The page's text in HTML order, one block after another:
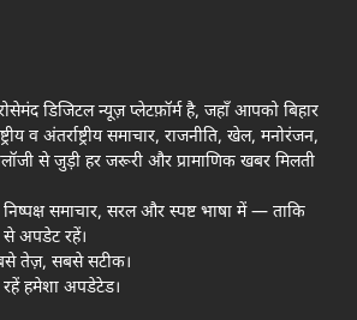
डिजिटल न्यूज़ प्लेटफ़ॉर्म है, जहाँ आपको बिहार
व अंतर्राष्ट्रीय समाचार, राजनीति, खेल, मनोरंजन,
से जुड़ी हर जरूरी और प्रामाणिक खबर मिलती
समाचार, सरल और स्पष्ट भाषा में — ताकि
अपडेट रहें।
तेज़, सबसे सटीक।
हमेशा अपडेटेड।